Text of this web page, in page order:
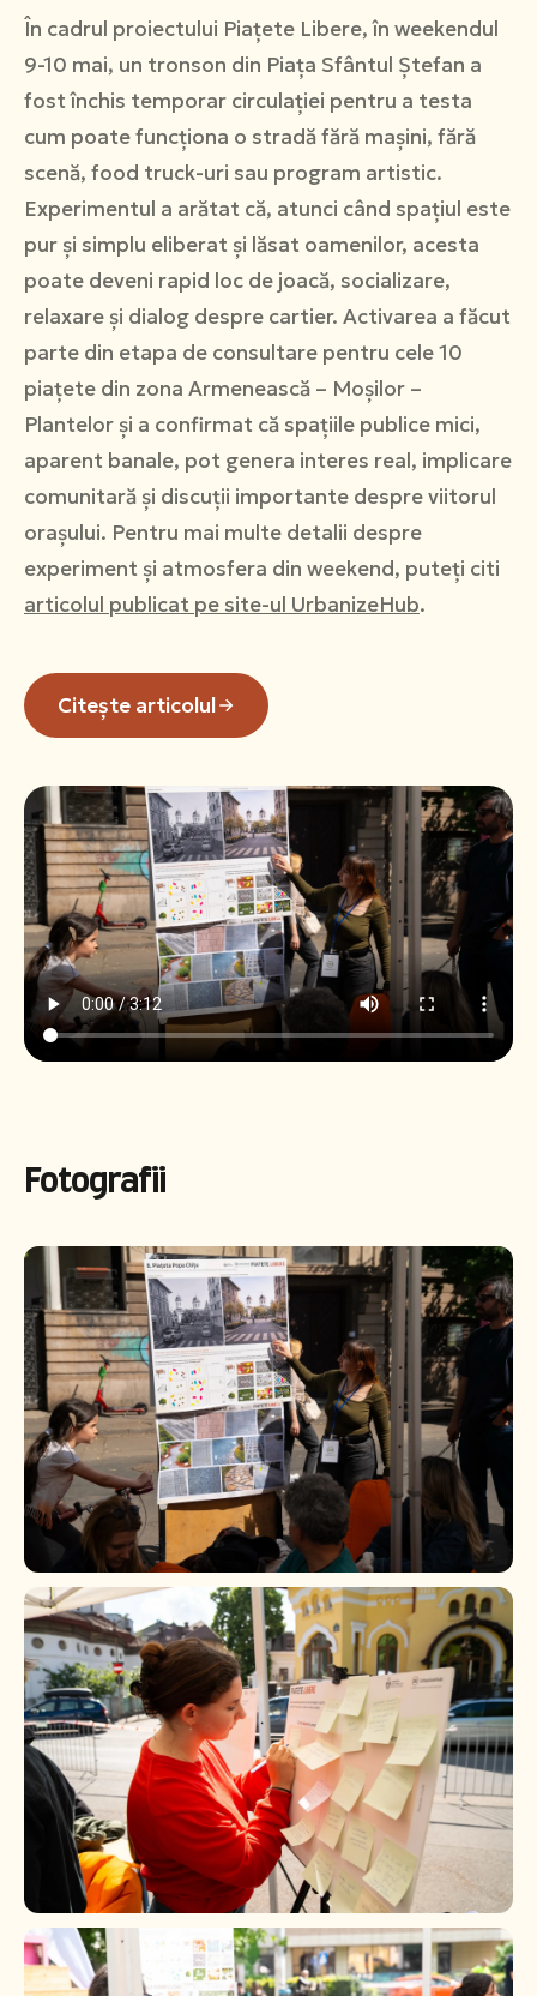
În cadrul proiectului Piațete Libere, în weekendul
9-10 mai, un tronson din Piața Sfântul Ștefan a
fost închis temporar circulației pentru a testa
cum poate funcționa o stradă fără mașini, fără
scenă, food truck-uri sau program artistic.
Experimentul a arătat că, atunci când spațiul este
pur și simplu eliberat și lăsat oamenilor, acesta
poate deveni rapid loc de joacă, socializare,
relaxare și dialog despre cartier. Activarea a făcut
parte din etapa de consultare pentru cele 10
piațete din zona Armenească – Moșilor –
Plantelor și a confirmat că spațiile publice mici,
aparent banale, pot genera interes real, implicare
comunitară și discuții importante despre viitorul
orașului. Pentru mai multe detalii despre
experiment și atmosfera din weekend, puteți citi
articolul publicat pe site-ul UrbanizeHub.
Citește articolul
Fotografii